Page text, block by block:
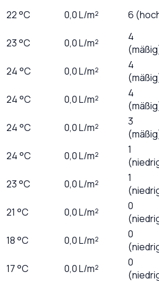
22°C 0,0L/m²
6
23°C 0,0L/m²
4
24°C 0,0L/m²
4
24°C 0,0L/m²
4
24°C 0,0L/m²
3
24°C 0,0L/m²
1
23°C 0,0L/m²
1
21 °C 0,0L/m²
0
18°C 0,0L/m²
0
17°C 0,0L/m²
0